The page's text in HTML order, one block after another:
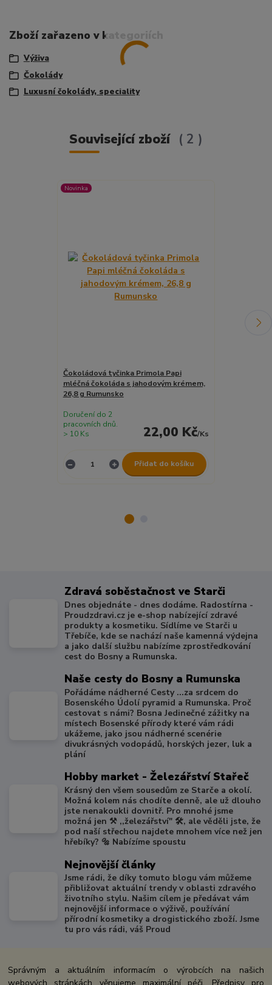
Zboží zařazeno v kategoriích
Výživa
Čokolády
Luxusní čokolády, speciality
Související zboží 2
Novinka
Čokoládová tyčinka Primola Papi
mléčná čokoláda s jahodovým krémem,
26,8 g Rumunsko
22,00 Kč/Ks
Doručení do 2
pracovních dnů.
> 10 Ks
Přidat do košíku
Zdravá soběstačnost ve Starči
Dnes objednáte - dnes dodáme. Radostírna -
Proudzdravi.cz je e-shop nabízející zdravé
produkty a kosmetiku. Sídlíme ve Starči u
Třebíče, kde se nachází naše kamenná výdejna
a jako další službu nabízíme zprostředkování
cest do Bosny a Rumunska.
Naše cesty do Bosny a Rumunska
Pořádáme nádherné Cesty ...za srdcem do
Bosenského Údolí pyramid a Rumunska. Proč
cestovat s námi? Bosna Jedinečné zážitky na
místech Bosenské přírody které vám rádi
ukážeme, jako jsou nádherné scenérie
divukrásných vodopádů, horských jezer, luk a
plání
Hobby market - Železářství Stařeč
Krásný den všem sousedům ze Starče a okolí.
Možná kolem nás chodíte denně, ale už dlouho
jste nenakoukli dovnitř. Pro mnohé jsme
možná jen ⚒️ ,,železářství" 🛠️, ale věděli jste, že
pod naší střechou najdete mnohem více než jen
hřebíky? 🔩 Nabízíme spoustu
Nejnovější články
Jsme rádi, že díky tomuto blogu vám můžeme
přibližovat aktuální trendy v oblasti zdravého
životního stylu. Našim cílem je předávat vám
nejnovější informace o výživě, používání
přírodní kosmetiky a drogistického zboží. Jsme
tu pro vás rádi, váš Proud
Správným a aktuálním informacím o výrobcích na našich